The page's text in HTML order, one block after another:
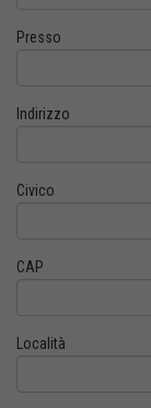
Presso
Indirizzo
Civico
CAP
Località